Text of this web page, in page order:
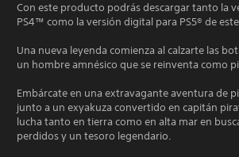
Con este producto podrás descargar tanto la
PS4™ como la versión digital para PS5® de
Una nueva leyenda comienza al calzarte las
un hombre amnésico que se reinventa como
Embárcate en una extravagante aventura de
junto a un exyakuza convertido en capitán
lucha tanto en tierra como en alta mar en
perdidos y un tesoro legendario.